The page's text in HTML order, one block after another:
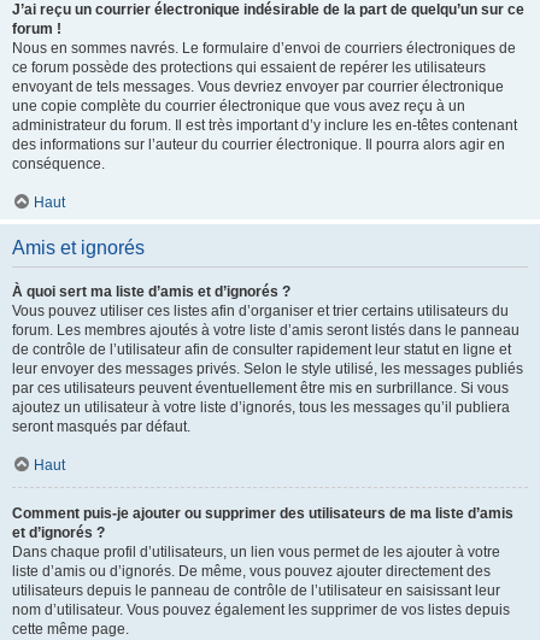
J’ai reçu un courrier électronique indésirable de la part de quelqu’un sur ce
forum !
Nous en sommes navrés. Le formulaire d’envoi de courriers électroniques de
ce forum possède des protections qui essaient de repérer les utilisateurs
envoyant de tels messages. Vous devriez envoyer par courrier électronique
une copie complète du courrier électronique que vous avez reçu à un
administrateur du forum. Il est très important d’y inclure les en-têtes contenant
des informations sur l’auteur du courrier électronique. Il pourra alors agir en
conséquence.
Haut
Amis et ignorés
À quoi sert ma liste d’amis et d’ignorés ?
Vous pouvez utiliser ces listes afin d’organiser et trier certains utilisateurs du
forum. Les membres ajoutés à votre liste d’amis seront listés dans le panneau
de contrôle de l’utilisateur afin de consulter rapidement leur statut en ligne et
leur envoyer des messages privés. Selon le style utilisé, les messages publiés
par ces utilisateurs peuvent éventuellement être mis en surbrillance. Si vous
ajoutez un utilisateur à votre liste d’ignorés, tous les messages qu’il publiera
seront masqués par défaut.
Haut
Comment puis-je ajouter ou supprimer des utilisateurs de ma liste d’amis
et d’ignorés ?
Dans chaque profil d’utilisateurs, un lien vous permet de les ajouter à votre
liste d’amis ou d’ignorés. De même, vous pouvez ajouter directement des
utilisateurs depuis le panneau de contrôle de l’utilisateur en saisissant leur
nom d’utilisateur. Vous pouvez également les supprimer de vos listes depuis
cette même page.